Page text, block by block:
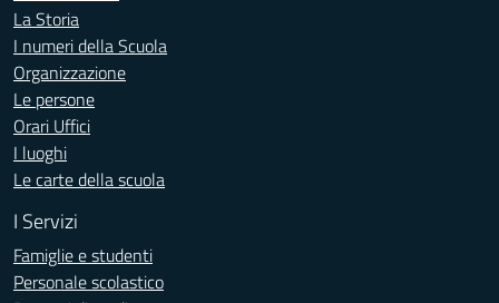
La Storia
I numeri della Scuola
Organizzazione
Le persone
Orari Uffici
I luoghi
Le carte della scuola
I Servizi
Famiglie e studenti
Personale scolastico